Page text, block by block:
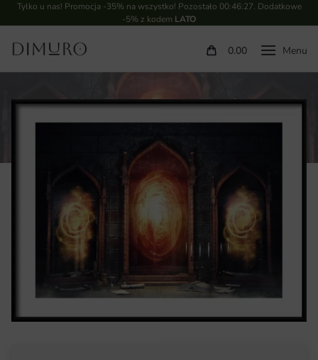
Tylko u nas! Promocja -35% na wszystko! Pozostało 00:46:26. Dodatkowe
-5% z kodem LATO
0.00